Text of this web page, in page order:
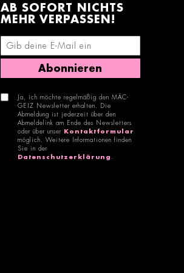
AB SOFORT NICHTS
MEHR VERPASSEN!
E-Mail-Adresse eingeben
Abonnieren
Ja, ich möchte regelmäßig den MÄC-
GEIZ Newsletter erhalten. Die
Abmeldung ist jederzeit über den
Abmeldelink am Ende des Newsletters
oder über unser
Kontaktformular
möglich. Weitere Informationen finden
Sie in der
Datenschutzerklärung .